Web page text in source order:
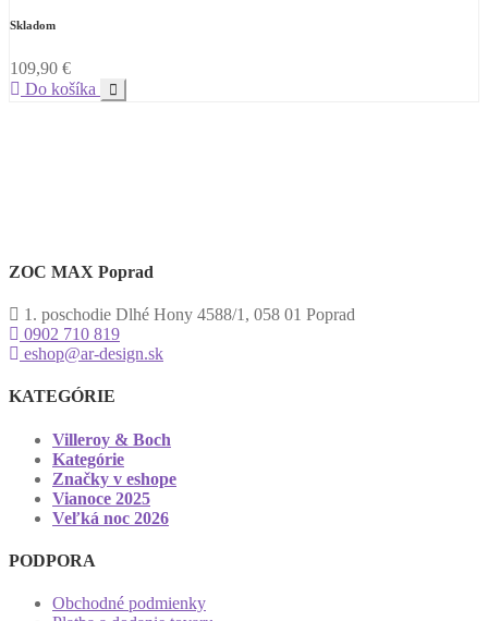
Skladom
109,90 €
Do košíka
ZOC MAX Poprad
1. poschodie Dlhé Hony 4588/1, 058 01 Poprad
0902 710 819
eshop@ar-design.sk
KATEGÓRIE
Villeroy & Boch
Kategórie
Značky v eshope
Vianoce 2025
Veľká noc 2026
PODPORA
Obchodné podmienky